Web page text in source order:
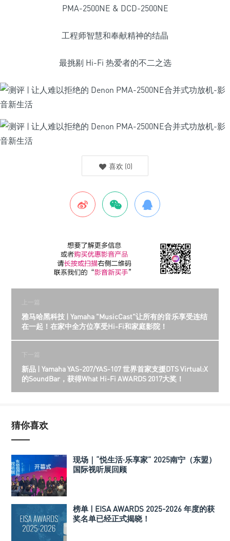
PMA-2500NE & DCD-2500NE
工程师智慧和奉献精神的结晶
最挑剔 Hi-Fi 热爱者的不二之选
喜欢 (0)
上一篇
雅马哈黑科技 | Yamaha "MusicCast"让所有的音乐享受连结
在一起！在家中全方位享受Hi-Fi和家庭影院！
下一篇
新品 | Yamaha YAS-207/YAS-107 世界首家支援DTS Virtual:X
的SoundBar，获得What Hi-Fi AWARDS 2017大奖！
猜你喜欢
现场｜“悦生活·乐享家” 2025南宁（东盟）
国际视听展回顾
榜单 | EISA AWARDS 2025-2026 年度的获
奖名单已经正式揭晓！